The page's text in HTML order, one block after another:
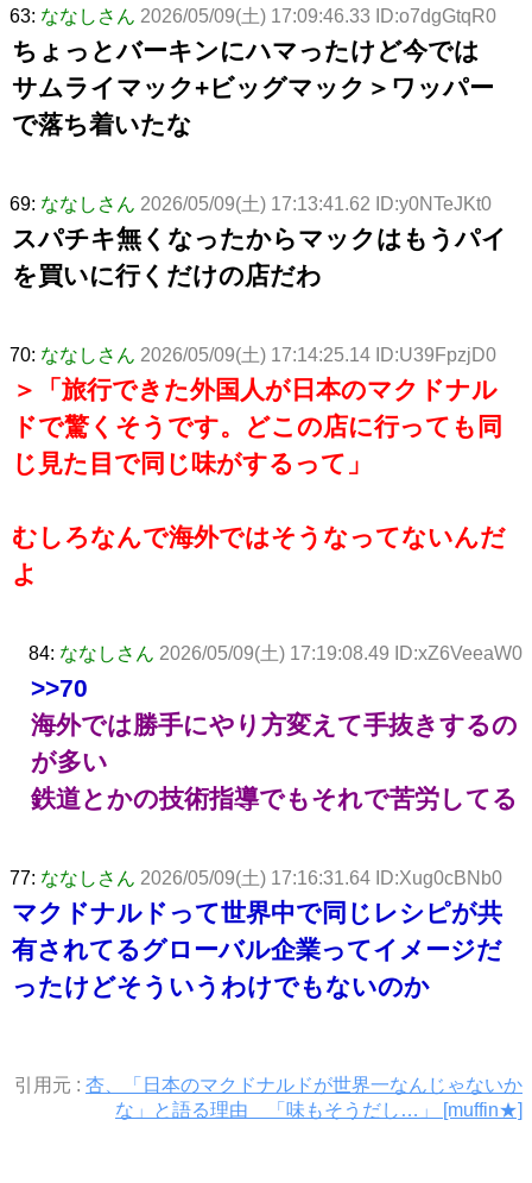
63: ななしさん 2026/05/09(土) 17:09:46.33 ID:o7dgGtqR0
ちょっとバーキンにハマったけど今では
サムライマック+ビッグマック＞ワッパー
で落ち着いたな
69: ななしさん 2026/05/09(土) 17:13:41.62 ID:y0NTeJKt0
スパチキ無くなったからマックはもうパイ
を買いに行くだけの店だわ
70: ななしさん 2026/05/09(土) 17:14:25.14 ID:U39FpzjD0
＞「旅行できた外国人が日本のマクドナル
ドで驚くそうです。どこの店に行っても同
じ見た目で同じ味がするって」
むしろなんで海外ではそうなってないんだ
よ
84: ななしさん 2026/05/09(土) 17:19:08.49 ID:xZ6VeeaW0
>>70
海外では勝手にやり方変えて手抜きするの
が多い
鉄道とかの技術指導でもそれで苦労してる
77: ななしさん 2026/05/09(土) 17:16:31.64 ID:Xug0cBNb0
マクドナルドって世界中で同じレシピが共
有されてるグローバル企業ってイメージだ
ったけどそういうわけでもないのか
引用元 : 杏、「日本のマクドナルドが世界一なんじゃないか
な」と語る理由 「味もそうだし…」 [muffin★]